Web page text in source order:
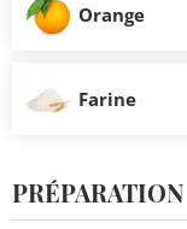
Orange
Farine
PRÉPARATION